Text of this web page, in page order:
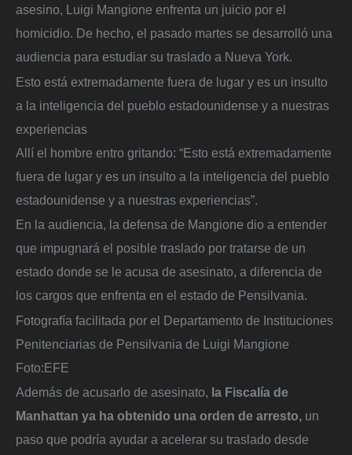
asesino, Luigi Mangione enfrenta un juicio por el
homicidio. De hecho, el pasado martes se desarrolló una
audiencia para estudiar su traslado a Nueva York.
Esto está extremadamente fuera de lugar y es un insulto
a la inteligencia del pueblo estadounidense y a nuestras
experiencias
Allí el hombre entro gritando: “Esto está extremadamente
fuera de lugar y es un insulto a la inteligencia del pueblo
estadounidense y a nuestras experiencias”.
En la audiencia, la defensa de Mangione dio a entender
que impugnará el posible traslado por tratarse de un
estado donde se le acusa de asesinato, a diferencia de
los cargos que enfrenta en el estado de Pensilvania.
Fotografía facilitada por el Departamento de Instituciones
Penitenciarias de Pensilvania de Luigi Mangione
Foto:EFE
Además de acusarlo de asesinato, la Fiscalía de
Manhattan ya ha obtenido una orden de arresto, un
paso que podría ayudar a acelerar su traslado desde